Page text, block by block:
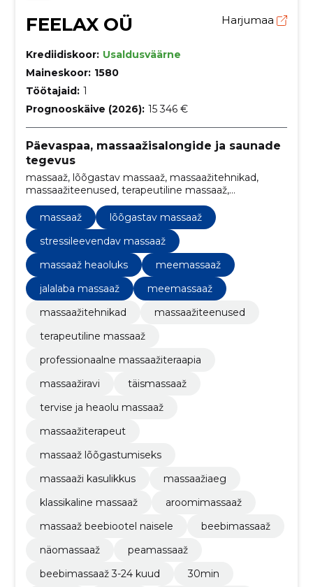
FEELAX OÜ Harjumaa
Krediidiskoor: Usaldusväärne
Maineskoor: 1580
Töötajaid: 1
Prognooskäive (2026): 15 346 €
Päevaspaa, massaažisalongide ja saunade
tegevus
massaaž, lõõgastav massaaž, massaažitehnikad,
massaažiteenused, terapeutiline massaaž,
täismassaaž, stressileevendav massaaž, tervise ja
heaolu massaaž
massaaž
lõõgastav massaaž
stressileevendav massaaž
massaaž heaoluks
meemassaaž
jalalaba massaaž
meemassaaž
massaažitehnikad
massaažiteenused
terapeutiline massaaž
professionaalne massaažiteraapia
massaažiravi
täismassaaž
tervise ja heaolu massaaž
massaažiterapeut
massaaž lõõgastumiseks
massaaži kasulikkus
massaažiaeg
klassikaline massaaž
aroomimassaaž
massaaž beebiootel naisele
beebimassaaž
näomassaaž
peamassaaž
beebimassaaž 3-24 kuud
30min